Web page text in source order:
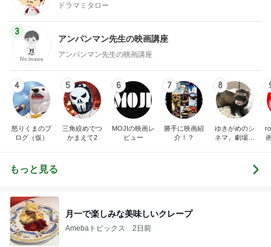
ドラマミタロー
3
アンパンマン先生の映画講座
アンパンマン先生の映画講座
4
怒りくまのブ
ログ（仮）
5
三角絞めでつ
かまえて2
6
MOJIの映画レ
ビュー
7
勝手に映画紹
介！？
8
ゆきがめのシ
ネマ。劇場に
もっと見る
月一で楽しみな美味しいクレープ
Amebaトピックス 2日前